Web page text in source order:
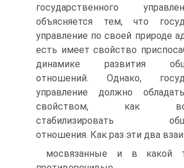
государственного
объясняется тем, что
управление по своей природе
есть имеет свойство
динамике развития
отношений. Однако,
управление должно
свойством, как
стабилизировать
отношения. Как раз эти два
мосвязанные и в какой